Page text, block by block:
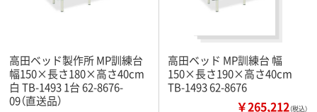
高田ベッド製作所 MP訓練台
幅150×長さ180×高さ40cm
白 TB-1493 1台 62-8676-
09（直送品）
高田ベッド MP訓練台 幅
150×長さ190×高さ40cm
TB-1493 62-8676
￥265,212（税込）